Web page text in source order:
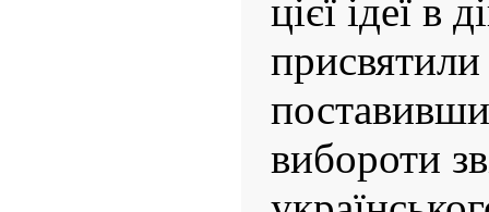
цієї ідеї в
вибороти